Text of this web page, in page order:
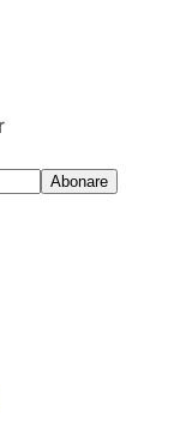
Abonare